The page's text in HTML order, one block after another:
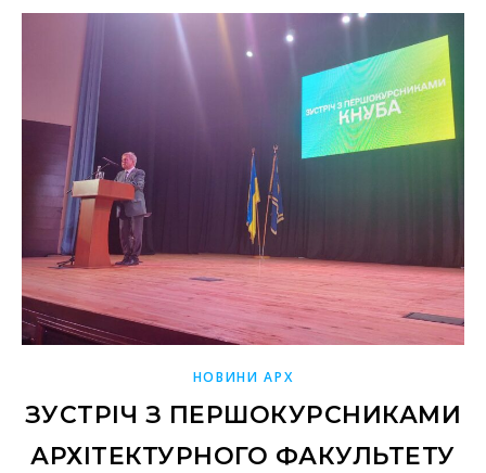
НОВИНИ АРХ
ЗУСТРІЧ З ПЕРШОКУРСНИКАМИ
АРХІТЕКТУРНОГО ФАКУЛЬТЕТУ